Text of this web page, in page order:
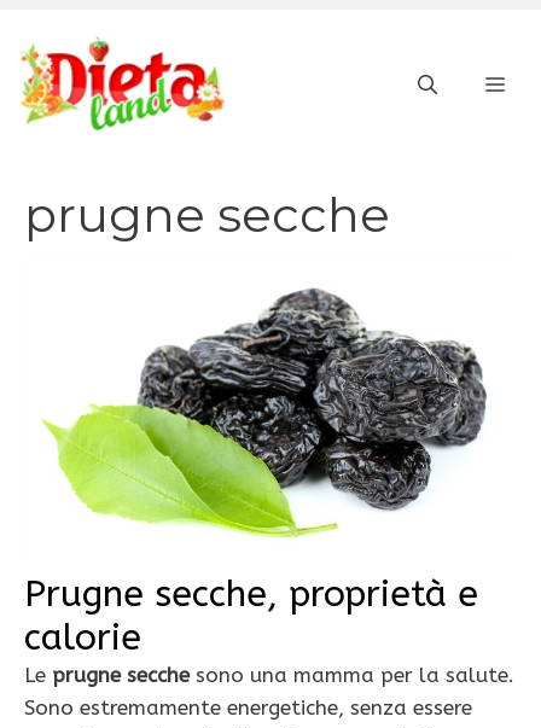
contenuto
prugne secche
Prugne secche, proprietà e
calorie
Le prugne secchesono una mamma per la salute.
Sono estremamente energetiche, senza essere